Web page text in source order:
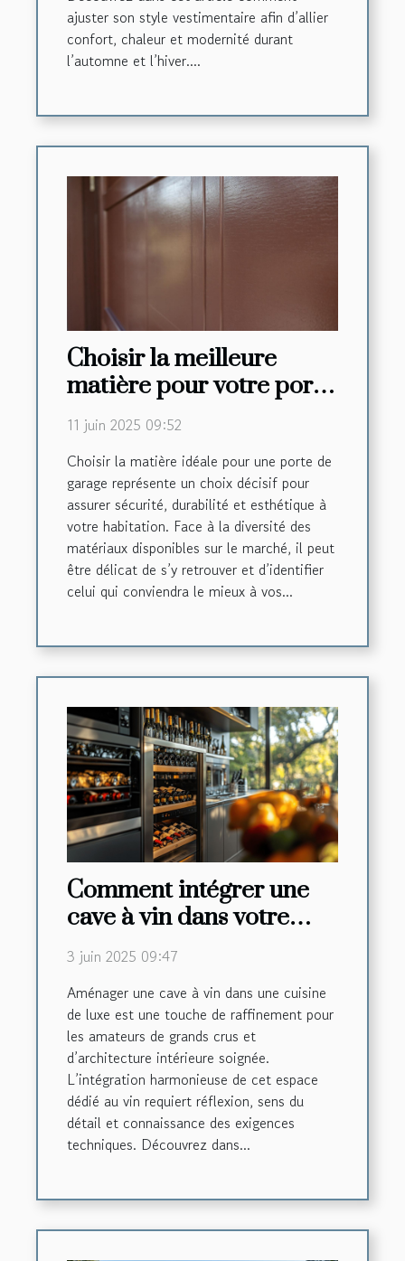
ajuster son style vestimentaire afin d’allier
confort, chaleur et modernité durant
l’automne et l’hiver....
Choisir la meilleure
matière pour votre porte
de garage
11 juin 2025 09:52
Choisir la matière idéale pour une porte de
garage représente un choix décisif pour
assurer sécurité, durabilité et esthétique à
votre habitation. Face à la diversité des
matériaux disponibles sur le marché, il peut
être délicat de s’y retrouver et d’identifier
celui qui conviendra le mieux à vos...
Comment intégrer une
cave à vin dans votre
cuisine de luxe
3 juin 2025 09:47
Aménager une cave à vin dans une cuisine
de luxe est une touche de raffinement pour
les amateurs de grands crus et
d’architecture intérieure soignée.
L’intégration harmonieuse de cet espace
dédié au vin requiert réflexion, sens du
détail et connaissance des exigences
techniques. Découvrez dans...